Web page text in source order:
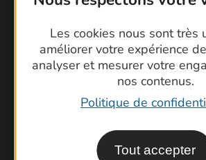
Les cookies nous sont très
améliorer votre expérience
analyser et mesurer votre
nos contenus.
Politique de
Tout accepter
Foire aux
Brochures
Cartoguides et
Latitude Gard